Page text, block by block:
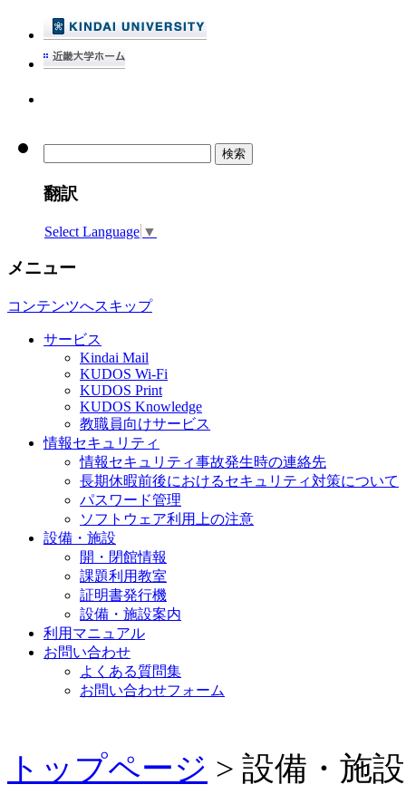
翻訳
Select Language ▼
メニュー
コンテンツへスキップ
サービス
Kindai Mail
KUDOS Wi-Fi
KUDOS Print
KUDOS Knowledge
教職員向けサービス
情報セキュリティ
情報セキュリティ事故発生時の連絡先
長期休暇前後におけるセキュリティ対策について
パスワード管理
ソフトウェア利用上の注意
設備・施設
開・閉館情報
課題利用教室
証明書発行機
設備・施設案内
利用マニュアル
お問い合わせ
よくある質問集
お問い合わせフォーム
トップページ > 設備・施設